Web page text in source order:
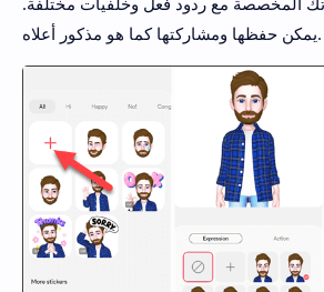
يمكن حفظها ومشاركتها كما هو مذكور أعلاه.